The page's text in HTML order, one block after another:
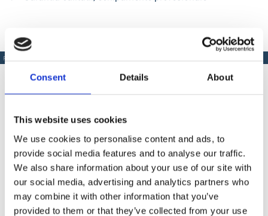
Consent Details About
This website uses cookies
We use cookies to personalise content and ads, to
provide social media features and to analyse our traffic.
We also share information about your use of our site with
our social media, advertising and analytics partners who
may combine it with other information that you’ve
provided to them or that they’ve collected from your use
PRODUSE SIMILARE
Produse Similare
COD IM1107010
Kit Imer pentru umplere rosturi - utilizare Small 50